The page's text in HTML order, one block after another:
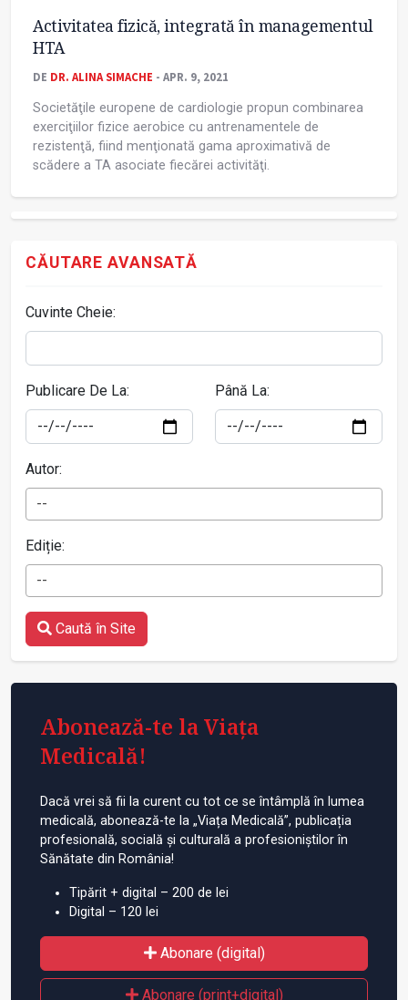
Activitatea fizică, integrată în managementul
HTA
DE DR. ALINA SIMACHE - APR. 9, 2021
Societăţile europene de cardiologie propun combinarea
exerciţiilor fizice aerobice cu antrenamentele de
rezistenţă, fiind menţionată gama aproximativă de
scădere a TA asociate fiecărei activităţi.
CĂUTARE AVANSATĂ
Cuvinte Cheie:
Publicare De La: Până La:
Autor:
--
Ediție:
--
Caută în Site
Abonează-te la Viața
Medicală!
Dacă vrei să fii la curent cu tot ce se întâmplă în lumea
medicală, abonează-te la „Viața Medicală”, publicația
profesională, socială și culturală a profesioniștilor în
Sănătate din România!
Tipărit + digital – 200 de lei
Digital – 120 lei
Abonare (digital)
Abonare (print+digital)